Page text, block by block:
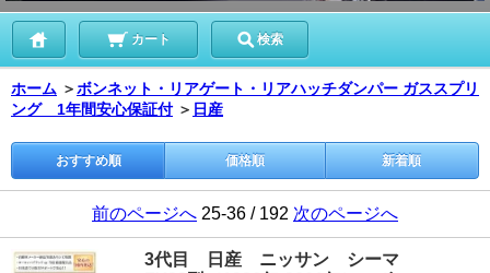
カート 検索
ホーム ＞ボンネット・リアゲート・リアハッチダンパー ガススプリ
ング 1年間安心保証付 ＞ 日産
おすすめ順 価格順 新着順
前のページへ 25-36 / 192 次のページへ
3代目 日産 ニッサン シーマ